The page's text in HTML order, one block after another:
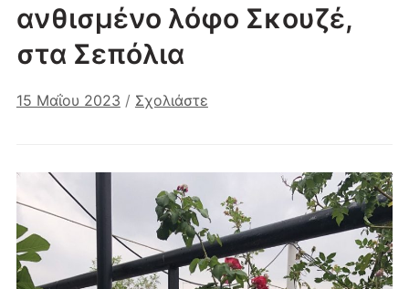
ανθισμένο λόφο Σκουζέ,
στα Σεπόλια
15 Μαΐου 2023 / Σχολιάστε